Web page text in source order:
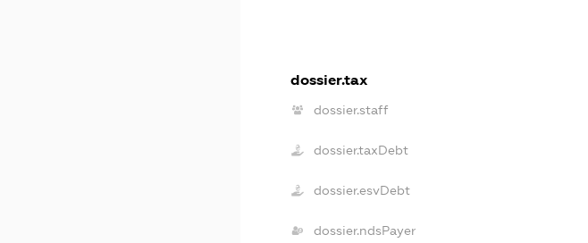
dossier.tax
dossier.staff
dossier.taxDebt
dossier.esvDebt
dossier.ndsPayer